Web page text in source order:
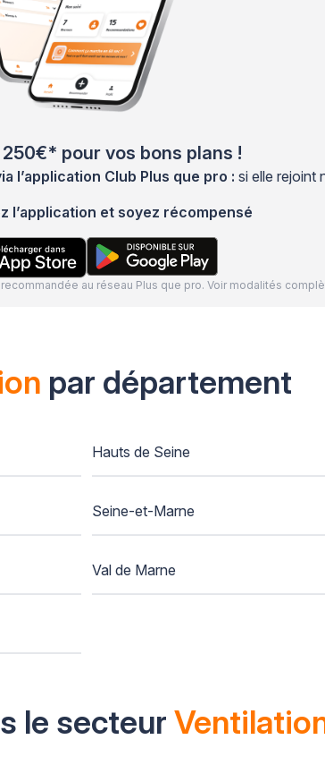
pour vos bons plans !
l’application Club Plus que pro : si elle rejoint
l’application et soyez récompensé
au réseau Plus que pro. Voir modalités
par département
Hauts de Seine
Seine-et-Marne
Val de Marne
le secteur